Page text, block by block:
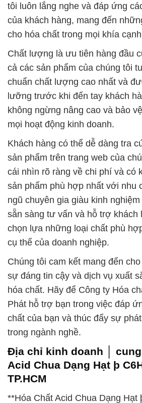
tôi luôn lắng nghe và đáp ứng
của khách hàng, mang đến
cho hóa chất trong mọi khía
Chất lượng là ưu tiên hàng đầu
cả các sản phẩm của chúng tôi
chuẩn chất lượng cao nhất và
lưỡng trước khi đến tay khách
không ngừng nâng cao và bảo
mọi hoạt động kinh doanh.
Khách hàng có thể dễ dàng tra
sản phẩm trên trang web của
cái nhìn rõ ràng về chi phí và có
sản phẩm phù hợp nhất với nhu
ngũ chuyên gia giàu kinh
sẵn sàng tư vấn và hỗ trợ khách
chọn lựa những loại chất phù
cụ thể của doanh nghiệp.
Chúng tôi cam kết mang đến
sự đáng tin cậy và dịch vụ xuất
hóa chất. Hãy để Công ty Hóa
Phát hỗ trợ bạn trong việc đáp
chất của bạn và thúc đẩy sự
trong ngành nghề.
Địa chỉ kinh doanh │
Acid Chua Dạng Hạt þ
TP.HCM
**Hóa Chất Acid Chua Dạng Hạt